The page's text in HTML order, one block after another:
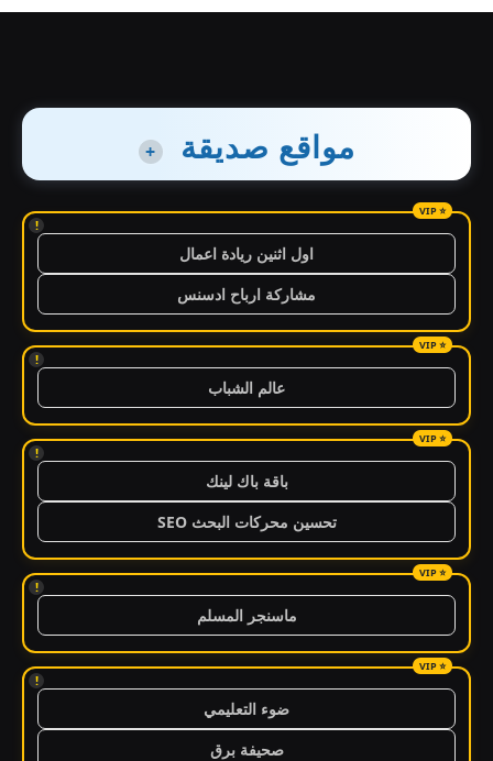
مواقع صديقة +
!
اول اثنين ريادة اعمال
مشاركة ارباح ادسنس
!
عالم الشباب
!
باقة باك لينك
تحسين محركات البحث SEO
!
ماسنجر المسلم
!
ضوء التعليمي
صحيفة برق